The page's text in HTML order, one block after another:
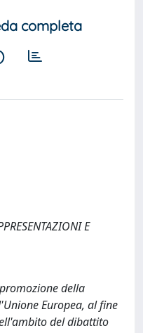
completa
E
della
Europea, al fine
del dibattito